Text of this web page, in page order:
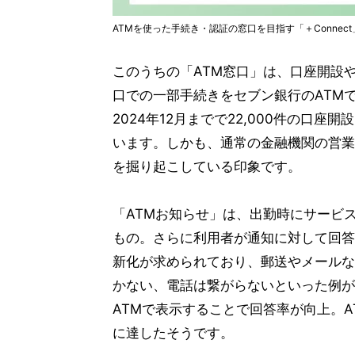
ATMを使った手続き・認証の窓口を目指す「＋Connect
このうちの「ATM窓口」は、口座開設
口での一部手続きをセブン銀行のATM
2024年12月までで22,000件の口座開
います。しかも、通常の金融機関の営
を掘り起こしている印象です。
「ATMお知らせ」は、出勤時にサー
もの。さらに利用者が通知に対して回
新化が求められており、郵送やメール
かない、電話は繋がらないといった例
ATMで表示することで回答率が向上。
に達したそうです。